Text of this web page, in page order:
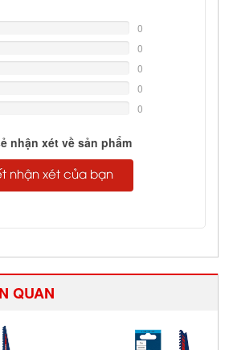
0
0
0
0
0
nhận xét về sản phẩm
nhận xét của bạn
QUAN